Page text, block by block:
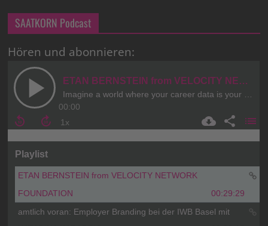
SAATKORN Podcast
Hören und abonnieren: